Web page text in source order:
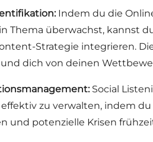
Indem du die
Thema überwachst, kannst
Strategie integrieren.
dich von deinen
Social
effektiv zu verwalten, indem
und potenzielle Krisen